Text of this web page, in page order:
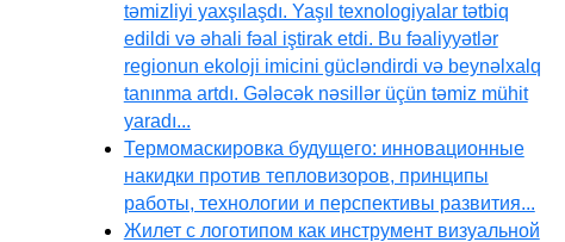
təmizliyi yaxşılaşdı. Yaşıl texnologiyalar tətbiq
edildi və əhali fəal iştirak etdi. Bu fəaliyyətlər
regionun ekoloji imicini gücləndirdi və beynəlxalq
tanınma artdı. Gələcək nəsillər üçün təmiz mühit
yaradı...
Термомаскировка будущего: инновационные
накидки против тепловизоров, принципы
работы, технологии и перспективы развития...
Жилет с логотипом как инструмент визуальной